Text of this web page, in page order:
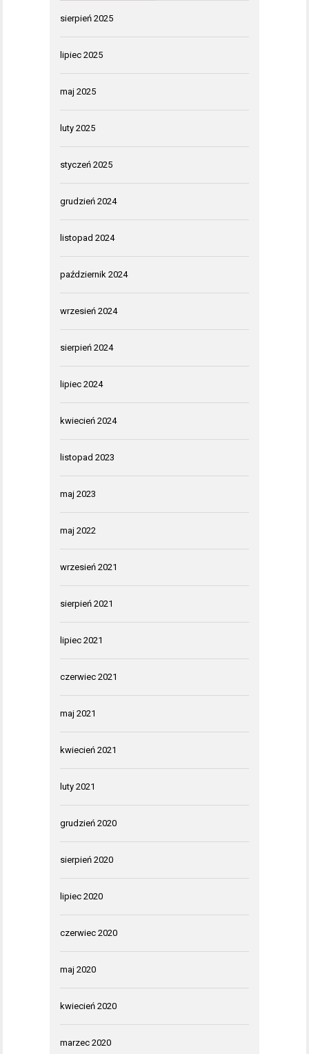
sierpień 2025
lipiec 2025
maj 2025
luty 2025
styczeń 2025
grudzień 2024
listopad 2024
październik 2024
wrzesień 2024
sierpień 2024
lipiec 2024
kwiecień 2024
listopad 2023
maj 2023
maj 2022
wrzesień 2021
sierpień 2021
lipiec 2021
czerwiec 2021
maj 2021
kwiecień 2021
luty 2021
grudzień 2020
sierpień 2020
lipiec 2020
czerwiec 2020
maj 2020
kwiecień 2020
marzec 2020